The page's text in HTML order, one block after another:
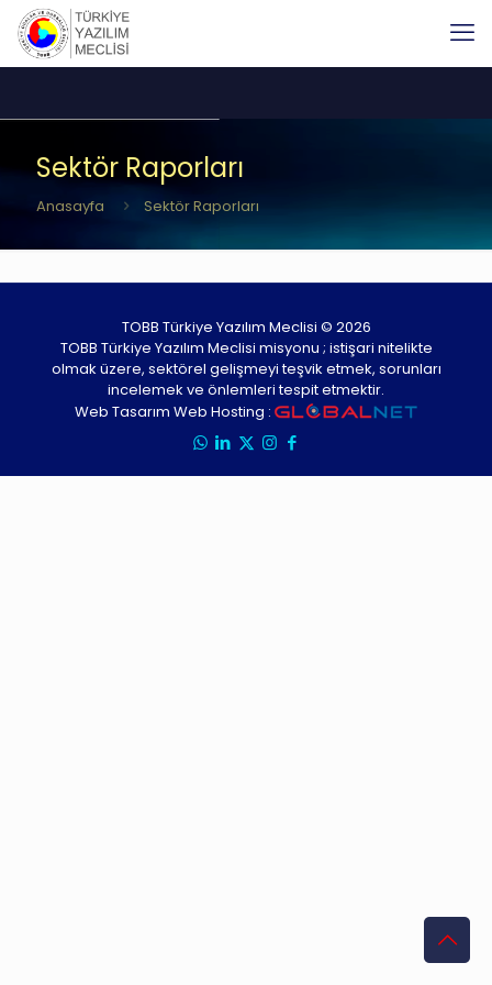
Sektör Raporları
Anasayfa Sektör Raporları
TOBB Türkiye Yazılım Meclisi © 2026
TOBB Türkiye Yazılım Meclisi misyonu ; istişari nitelikte
olmak üzere, sektörel gelişmeyi teşvik etmek, sorunları
incelemek ve önlemleri tespit etmektir.
Web Tasarım Web Hosting :